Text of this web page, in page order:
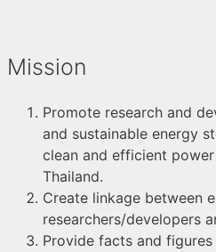
Mission
Promote research and
and sustainable energy
clean and efficient
Thailand.
Create linkage between
researchers/developers
Provide facts and